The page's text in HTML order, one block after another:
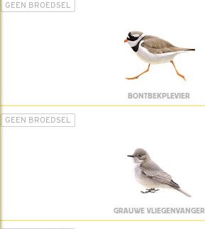
GEEN BROEDSEL
BONTBEKPLEVIER
GEEN BROEDSEL
GRAUWE VLIEGENVANGER